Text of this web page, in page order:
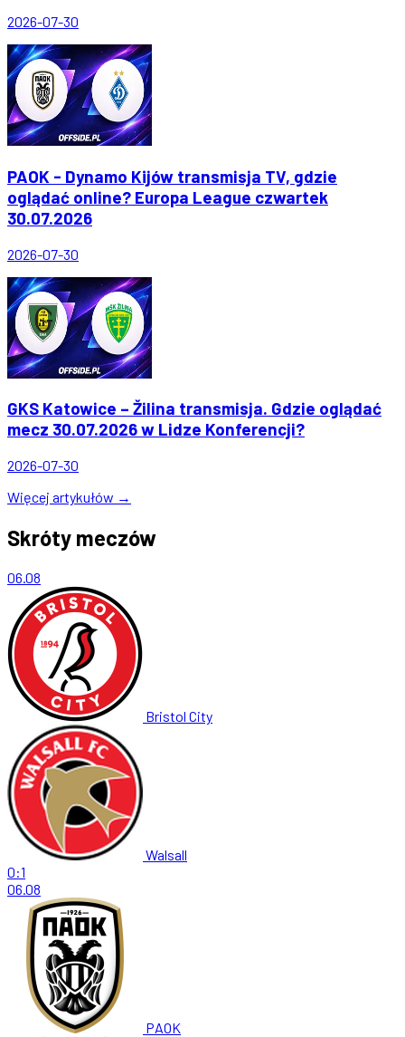
2026-07-30
PAOK - Dynamo Kijów transmisja TV, gdzie
oglądać online? Europa League czwartek
30.07.2026
2026-07-30
GKS Katowice – Žilina transmisja. Gdzie oglądać
mecz 30.07.2026 w Lidze Konferencji?
2026-07-30
Więcej artykułów →
Skróty meczów
06.08
Bristol City
Walsall
0:1
06.08
PAOK